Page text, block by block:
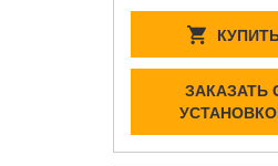
ЗАКАЗАТЬ